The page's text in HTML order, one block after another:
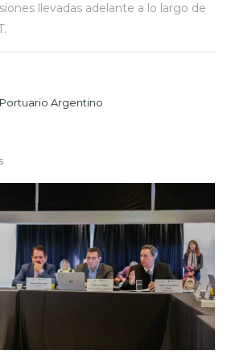
llevadas adelante a lo largo de
Argentino